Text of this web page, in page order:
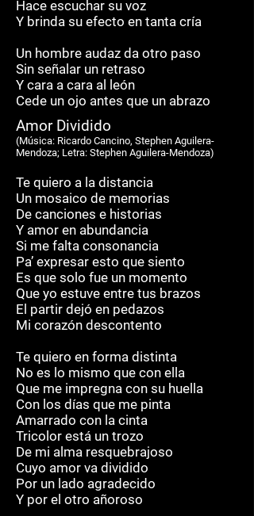
Hace escuchar su voz
Y brinda su efecto en tanta cría
Un hombre audaz da otro paso
Sin señalar un retraso
Y cara a cara al león
Cede un ojo antes que un abrazo
Amor Dividido
(Música: Ricardo Cancino, Stephen Aguilera-
Mendoza; Letra: Stephen Aguilera-Mendoza)
Te quiero a la distancia
Un mosaico de memorias
De canciones e historias
Y amor en abundancia
Si me falta consonancia
Pa’ expresar esto que siento
Es que solo fue un momento
Que yo estuve entre tus brazos
El partir dejó en pedazos
Mi corazón descontento
Te quiero en forma distinta
No es lo mismo que con ella
Que me impregna con su huella
Con los días que me pinta
Amarrado con la cinta
Tricolor está un trozo
De mi alma resquebrajoso
Cuyo amor va dividido
Por un lado agradecido
Y por el otro añoroso